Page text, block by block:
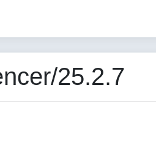
25.2.7